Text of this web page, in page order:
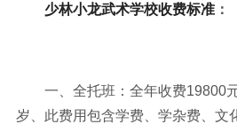
少林小龙武术学校收费标准：
一、全托班：全年收费19800
岁、此费用包含学费、学杂费、文